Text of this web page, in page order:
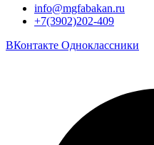
info@mgfabakan.ru
+7(3902)202-409
ВКонтакте Одноклассники